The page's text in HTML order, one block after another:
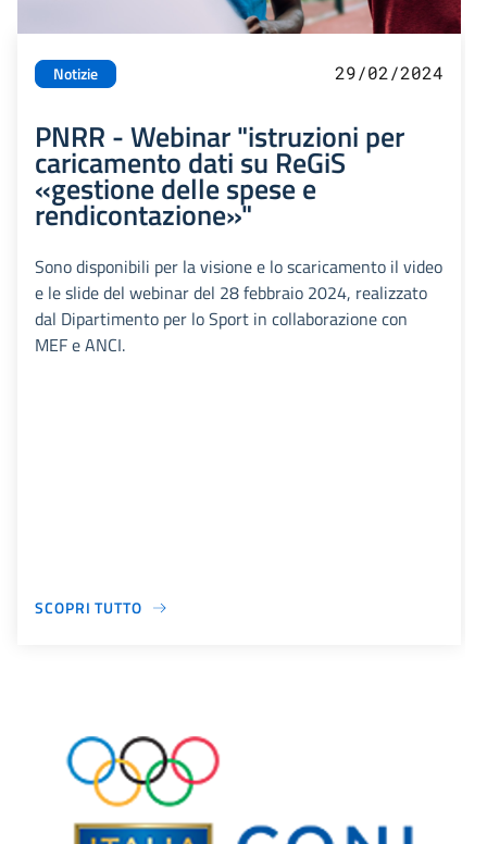
Notizie 29/02/2024
PNRR - Webinar "istruzioni per
caricamento dati su ReGiS
«gestione delle spese e
rendicontazione»"
Sono disponibili per la visione e lo scaricamento il video
e le slide del webinar del 28 febbraio 2024, realizzato
dal Dipartimento per lo Sport in collaborazione con
MEF e ANCI.
SCOPRI TUTTO